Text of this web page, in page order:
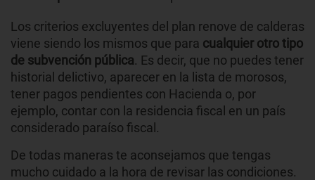
Los criterios excluyentes del plan renove de calderas
viene siendo los mismos que para cualquier otro tipo
de subvención pública. Es decir, que no puedes tener
historial delictivo, aparecer en la lista de morosos,
tener pagos pendientes con Hacienda o, por
ejemplo, contar con la residencia fiscal en un país
considerado paraíso fiscal.
De todas maneras te aconsejamos que tengas
mucho cuidado a la hora de revisar las condiciones.